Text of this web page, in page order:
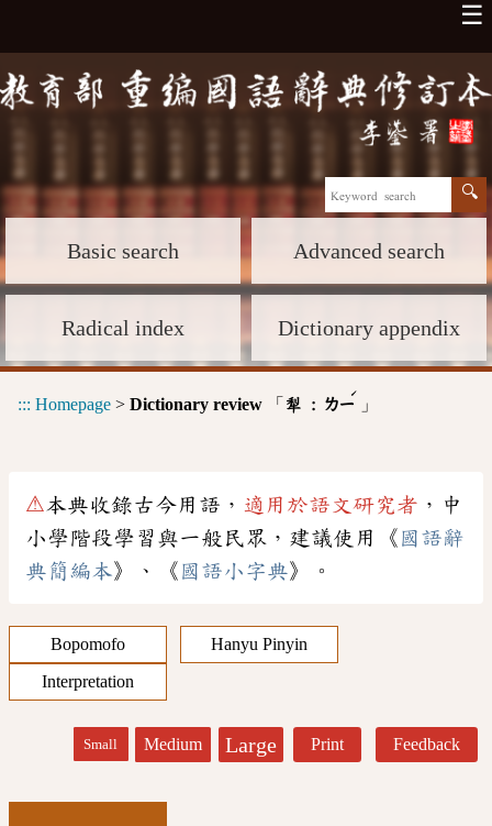
☰
Basic search Advanced search
Radical index Dictionary appendix
::: Homepage > Dictionary review 「 犁 : ㄌㄧ
ˊ
」
⚠本典收錄古今用語， 適用於語文研究者 ，中
小學階段學習與一般民眾，建議使用《 國語辭
典簡編本》、《 國語小字典》。
Bopomofo
Hanyu Pinyin
Interpretation
Small Medium Large Print Feedback